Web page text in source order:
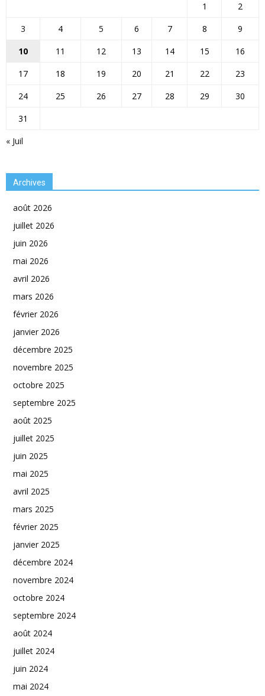
« Juil
1
2
3
4 5 6 7 8
9
10
11 12 13 14 15
16
17
18 19 20 21 22
23
24
25 26 27 28 29
30
31
Archives
août 2026
juillet 2026
juin 2026
mai 2026
avril 2026
mars 2026
février 2026
janvier 2026
décembre 2025
novembre 2025
octobre 2025
septembre 2025
août 2025
juillet 2025
juin 2025
mai 2025
avril 2025
mars 2025
février 2025
janvier 2025
décembre 2024
novembre 2024
octobre 2024
septembre 2024
août 2024
juillet 2024
juin 2024
mai 2024